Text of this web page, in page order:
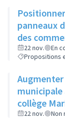
panneaux
des
22 nov.
En
Propositions
Augmenter
municipale
collège
incivilités
22 nov. Non